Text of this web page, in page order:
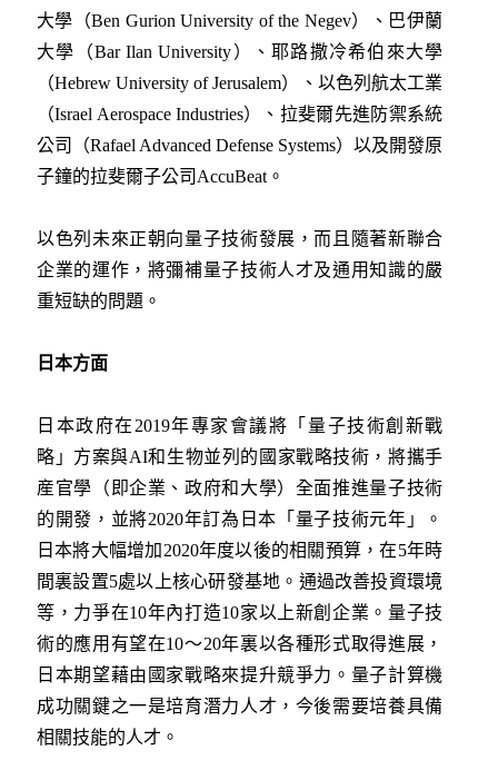
大學（Ben Gurion University of the Negev）、巴伊蘭
大學（Bar Ilan University）、耶路撒冷希伯來大學
（Hebrew University of Jerusalem）、以色列航太工業
（Israel Aerospace Industries）、拉斐爾先進防禦系統
公司（Rafael Advanced Defense Systems）以及開發原
子鐘的拉斐爾子公司AccuBeat。
以色列未來正朝向量子技術發展，而且隨著新聯合
企業的運作，將彌補量子技術人才及通用知識的嚴
重短缺的問題。
日本方面
日本政府在2019年專家會議將「量子技術創新戰
略」方案與AI和生物並列的國家戰略技術，將攜手
産官學（即企業、政府和大學）全面推進量子技術
的開發，並將2020年訂為日本「量子技術元年」。
日本將大幅增加2020年度以後的相關預算，在5年時
間裏設置5處以上核心研發基地。通過改善投資環境
等，力爭在10年內打造10家以上新創企業。量子技
術的應用有望在10～20年裏以各種形式取得進展，
日本期望藉由國家戰略來提升競爭力。量子計算機
成功關鍵之一是培育潛力人才，今後需要培養具備
相關技能的人才。